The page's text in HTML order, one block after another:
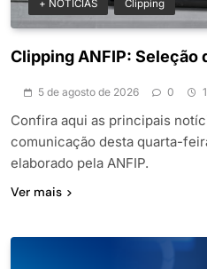
+ NOTICIAS Clipping
Clipping ANFIP: Seleção
5 de agosto de 2026 0
Confira aqui as principais
comunicação desta quarta-
elaborado pela ANFIP.
Ver mais